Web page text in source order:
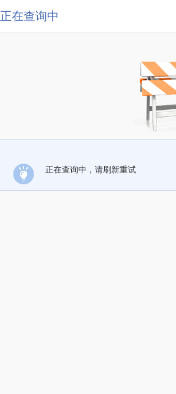
正在查询中
正在查询中，请刷新重试